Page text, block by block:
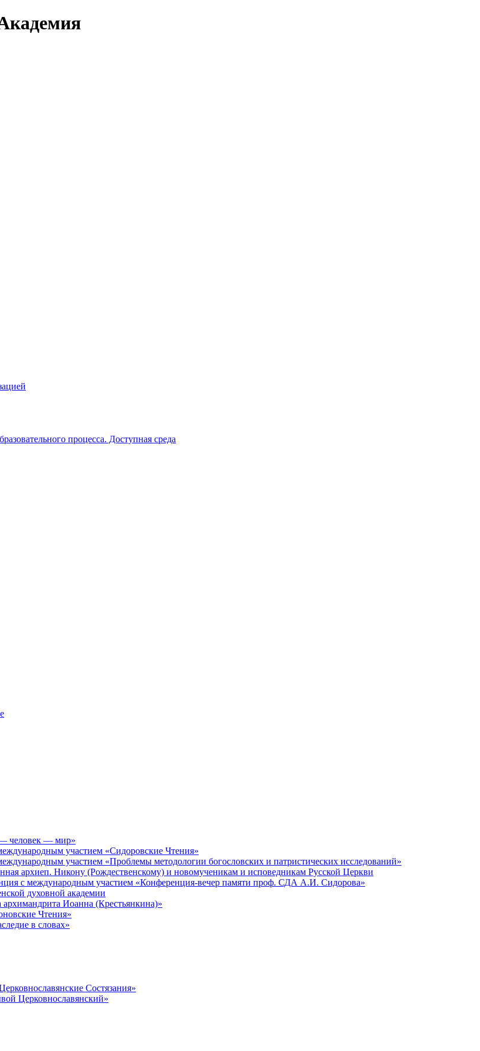
процесса. Доступная среда
— человек — мир»
участием «Сидоровские Чтения»
участием «Проблемы методологии богословских и патристических исследований»
архиеп. Никону (Рождественскому) и новомученикам и исповедникам Русской Церкви
с международным участием «Конференция-вечер памяти проф. СДА А.И. Сидорова»
духовной академии
архимандрита Иоанна (Крестьянкина)»
Чтения»
в словах»
Состязания»
Церковнославянский»